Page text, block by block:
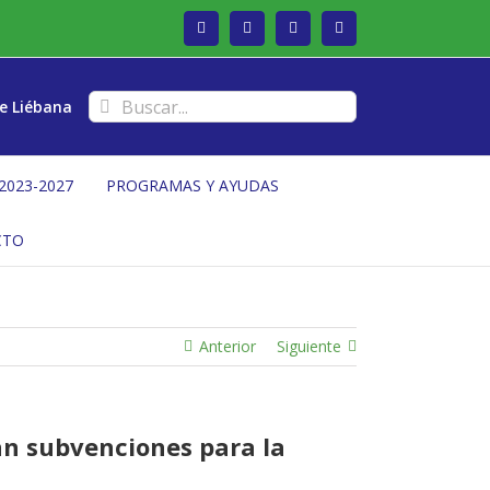
Facebook Twitter Instagram
Liébana Buscar:
2027 PROGRAMAS Y AYUDAS
Anterior Siguiente
subvenciones para la